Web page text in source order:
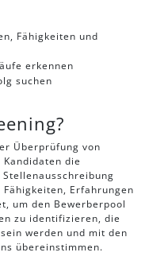
Fähigkeiten und
erkennen
suchen
Überprüfung von
die
Erfahrungen
um den Bewerberpool
zu identifizieren, die
werden und mit den
übereinstimmen.